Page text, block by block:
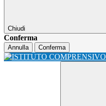
Chiudi
Conferma
Annulla Conferma